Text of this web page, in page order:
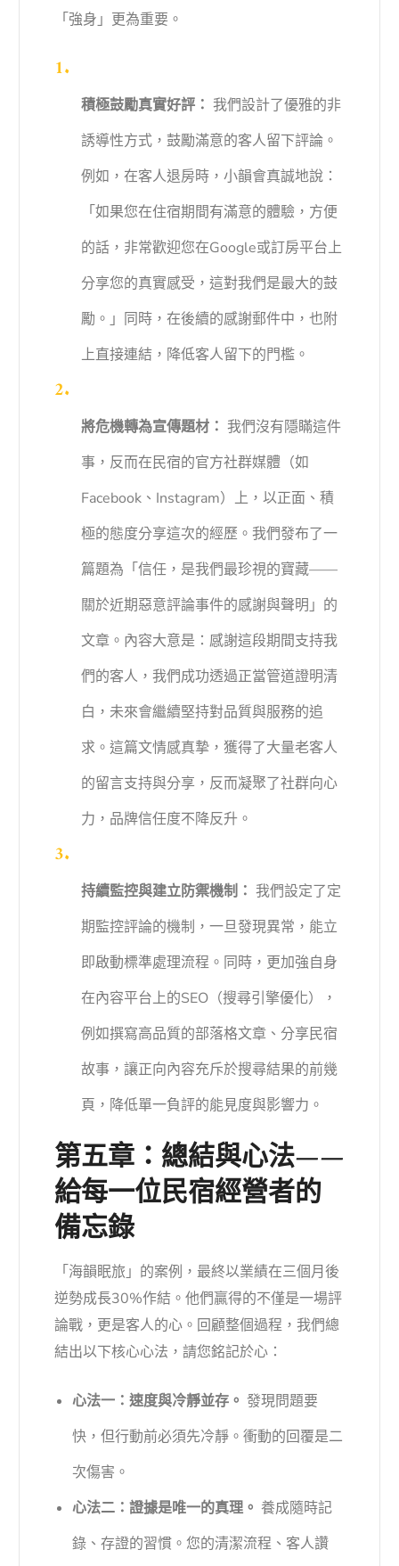
「強身」更為重要。
積極鼓勵真實好評： 我們設計了優雅的非
誘導性方式，鼓勵滿意的客人留下評論。
例如，在客人退房時，小韻會真誠地說：
「如果您在住宿期間有滿意的體驗，方便
的話，非常歡迎您在Google或訂房平台上
分享您的真實感受，這對我們是最大的鼓
勵。」同時，在後續的感謝郵件中，也附
上直接連結，降低客人留下的門檻。
將危機轉為宣傳題材： 我們沒有隱瞞這件
事，反而在民宿的官方社群媒體（如
Facebook、Instagram）上，以正面、積
極的態度分享這次的經歷。我們發布了一
篇題為「信任，是我們最珍視的寶藏——
關於近期惡意評論事件的感謝與聲明」的
文章。內容大意是：感謝這段期間支持我
們的客人，我們成功透過正當管道證明清
白，未來會繼續堅持對品質與服務的追
求。這篇文情感真摯，獲得了大量老客人
的留言支持與分享，反而凝聚了社群向心
力，品牌信任度不降反升。
持續監控與建立防禦機制： 我們設定了定
期監控評論的機制，一旦發現異常，能立
即啟動標準處理流程。同時，更加強自身
在內容平台上的SEO（搜尋引擎優化），
例如撰寫高品質的部落格文章、分享民宿
故事，讓正向內容充斥於搜尋結果的前幾
頁，降低單一負評的能見度與影響力。
第五章：總結與心法——
給每一位民宿經營者的
備忘錄
「海韻眠旅」的案例，最終以業績在三個月後
逆勢成長30%作結。他們贏得的不僅是一場評
論戰，更是客人的心。回顧整個過程，我們總
結出以下核心心法，請您銘記於心：
心法一：速度與冷靜並存。 發現問題要
快，但行動前必須先冷靜。衝動的回覆是二
次傷害。
心法二：證據是唯一的真理。 養成隨時記
錄、存證的習慣。您的清潔流程、客人讚